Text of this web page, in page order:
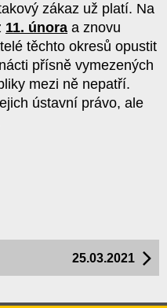
zákaz už platí. Na
11. února a znovu
těchto okresů opustit
přísně vymezených
mezi ně nepatří.
ústavní právo, ale
25.03.2021